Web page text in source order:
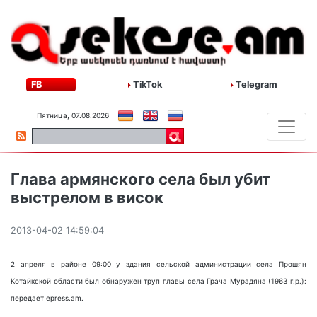
FB TikTok Telegram
Пятница, 07.08.2026
Глава армянского села был убит
выстрелом в висок
2013-04-02 14:59:04
2 апреля в районе 09:00 у здания сельской администрации села Прошян
Котайкской области был обнаружен труп главы села Грача Мурадяна (1963 г.р.):
передает epress.am.